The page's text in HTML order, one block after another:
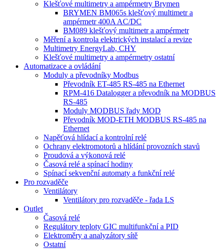
Klešťové multimetry a ampérmetry Brymen
BRYMEN BM065s klešťový multimetr a
ampérmetr 400A AC/DC
BM089 klešťový multimetr a ampérmetr
Měření a kontrola elektrických instalací a revize
Multimetry EnergyLab, CHY
Klešťové multimetry a ampérmetry ostatní
Automatizace a ovládání
Moduly a převodníky Modbus
Převodník ET-485 RS-485 na Ethernet
RPM-416 Datalogger a převodník na MODBUS
RS-485
Moduly MODBUS řady MOD
Převodník MOD-ETH MODBUS RS-485 na
Ethernet
Napěťová hlídací a kontrolní relé
Ochrany elektromotorů a hlídání provozních stavů
Proudová a výkonová relé
Časová relé a spínací hodiny
Spínací sekvenční automaty a funkční relé
Pro rozvaděče
Ventilátory
Ventilátory pro rozvaděče - řada LS
Outlet
Časová relé
Regulátory teploty GIC multifunkční a PID
Elektroměry a analyzátory sítě
Ostatní